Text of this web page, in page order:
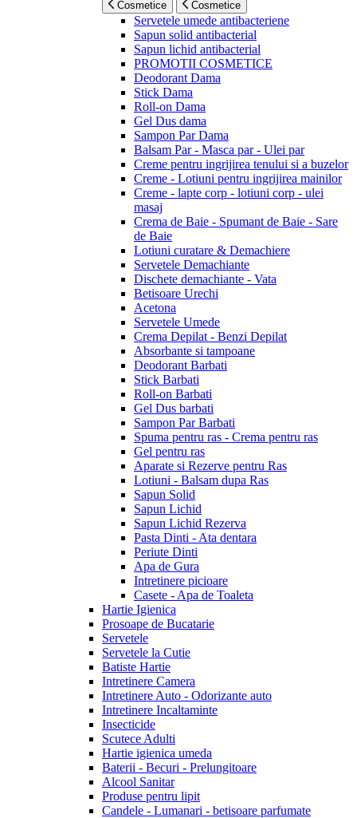
Cosmetice Cosmetice
Servetele umede antibacteriene
Sapun solid antibacterial
Sapun lichid antibacterial
PROMOTII COSMETICE
Deodorant Dama
Stick Dama
Roll-on Dama
Gel Dus dama
Sampon Par Dama
Balsam Par - Masca par - Ulei par
Creme pentru ingrijirea tenului si a buzelor
Creme - Lotiuni pentru ingrijirea mainilor
Creme - lapte corp - lotiuni corp - ulei
masaj
Crema de Baie - Spumant de Baie - Sare
de Baie
Lotiuni curatare & Demachiere
Servetele Demachiante
Dischete demachiante - Vata
Betisoare Urechi
Acetona
Servetele Umede
Crema Depilat - Benzi Depilat
Absorbante si tampoane
Deodorant Barbati
Stick Barbati
Roll-on Barbati
Gel Dus barbati
Sampon Par Barbati
Spuma pentru ras - Crema pentru ras
Gel pentru ras
Aparate si Rezerve pentru Ras
Lotiuni - Balsam dupa Ras
Sapun Solid
Sapun Lichid
Sapun Lichid Rezerva
Pasta Dinti - Ata dentara
Periute Dinti
Apa de Gura
Intretinere picioare
Casete - Apa de Toaleta
Hartie Igienica
Prosoape de Bucatarie
Servetele
Servetele la Cutie
Batiste Hartie
Intretinere Camera
Intretinere Auto - Odorizante auto
Intretinere Incaltaminte
Insecticide
Scutece Adulti
Hartie igienica umeda
Baterii - Becuri - Prelungitoare
Alcool Sanitar
Produse pentru lipit
Candele - Lumanari - betisoare parfumate